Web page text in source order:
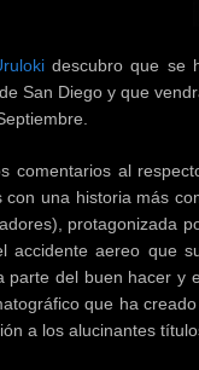
descubro que se
San Diego y que
comentarios al
con una historia más
protagonizada
accidente aereo que
parte del buen hacer y
que ha
a los alucinantes